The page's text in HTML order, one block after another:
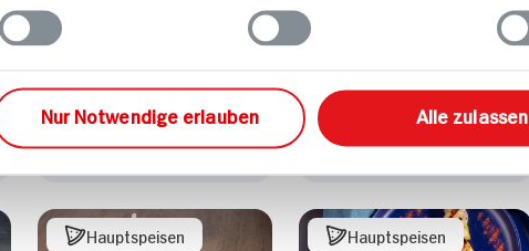
Nur Notwendige erlauben Alle zulassen
30 min
447 kcal p. Portion
Leicht
724 kcal p. Portion
Vegan
Hauptspeisen Hauptspeisen